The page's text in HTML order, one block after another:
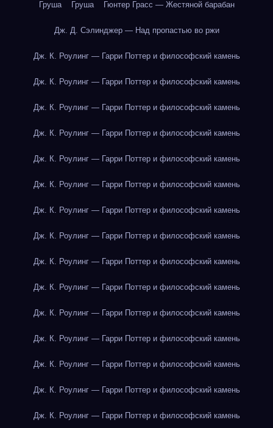
Груша Груша Гюнтер Грасс — Жестяной барабан
Дж. Д. Сэлинджер — Над пропастью во ржи
Дж. К. Роулинг — Гарри Поттер и философский камень
Дж. К. Роулинг — Гарри Поттер и философский камень
Дж. К. Роулинг — Гарри Поттер и философский камень
Дж. К. Роулинг — Гарри Поттер и философский камень
Дж. К. Роулинг — Гарри Поттер и философский камень
Дж. К. Роулинг — Гарри Поттер и философский камень
Дж. К. Роулинг — Гарри Поттер и философский камень
Дж. К. Роулинг — Гарри Поттер и философский камень
Дж. К. Роулинг — Гарри Поттер и философский камень
Дж. К. Роулинг — Гарри Поттер и философский камень
Дж. К. Роулинг — Гарри Поттер и философский камень
Дж. К. Роулинг — Гарри Поттер и философский камень
Дж. К. Роулинг — Гарри Поттер и философский камень
Дж. К. Роулинг — Гарри Поттер и философский камень
Дж. К. Роулинг — Гарри Поттер и философский камень